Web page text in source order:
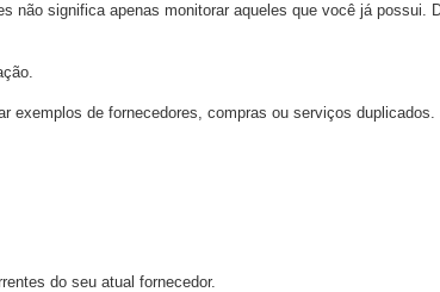
não significa apenas monitorar aqueles que você já
de fornecedores, compras ou serviços
do seu atual fornecedor.